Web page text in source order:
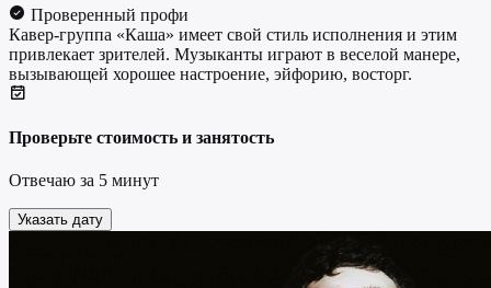
Проверенный профи
Кавер-группа «Каша» имеет свой стиль исполнения и этим
привлекает зрителей. Музыканты играют в веселой манере,
вызывающей хорошее настроение, эйфорию, восторг.
Проверьте стоимость и занятость
Отвечаю за 5 минут
Указать дату